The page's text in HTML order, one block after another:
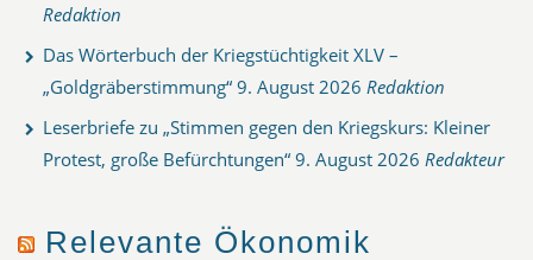
Redaktion
Das Wörterbuch der Kriegstüchtigkeit XLV –
„Goldgräberstimmung“ 9. August 2026 Redaktion
Leserbriefe zu „Stimmen gegen den Kriegskurs: Kleiner
Protest, große Befürchtungen“ 9. August 2026 Redakteur
Relevante Ökonomik